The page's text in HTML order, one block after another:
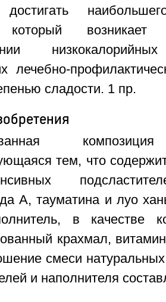
который возникает
лечебно-
сладости. 1 пр.
тем, что
А, тауматина и луо
в качестве
крахмал,
смеси
и наполнителя